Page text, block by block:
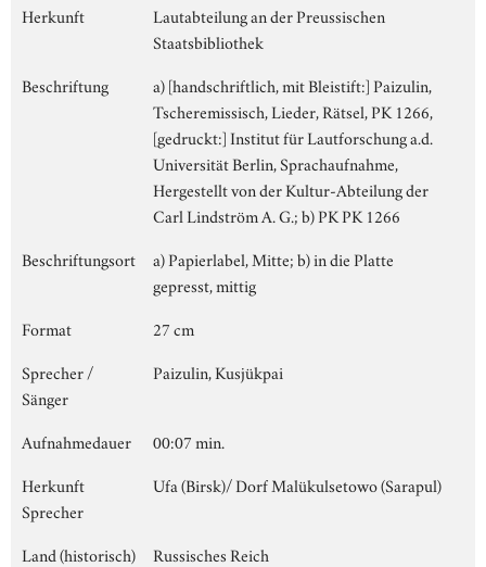
Herkunft
Lautabteilung an der Preussischen
Staatsbibliothek
Beschriftung
a) [handschriftlich, mit Bleistift:] Paizulin,
Tscheremissisch, Lieder, Rätsel, PK 1266,
[gedruckt:] Institut für Lautforschung a.d.
Universität Berlin, Sprachaufnahme,
Hergestellt von der Kultur-Abteilung der
Carl Lindström A. G.; b) PK PK 1266
Beschriftungsort
a) Papierlabel, Mitte; b) in die Platte
gepresst, mittig
Format
27 cm
Sprecher /
Sänger
Paizulin, Kusjükpai
Aufnahmedauer
00:07 min.
Herkunft
Sprecher
Ufa (Birsk)/ Dorf Malükulsetowo (Sarapul)
Land (historisch) Russisches Reich